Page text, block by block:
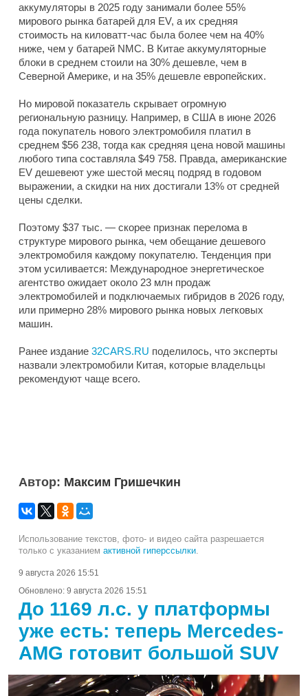
аккумуляторы в 2025 году занимали более 55%
мирового рынка батарей для EV, а их средняя
стоимость на киловатт-час была более чем на 40%
ниже, чем у батарей NMC. В Китае аккумуляторные
блоки в среднем стоили на 30% дешевле, чем в
Северной Америке, и на 35% дешевле европейских.
Но мировой показатель скрывает огромную
региональную разницу. Например, в США в июне 2026
года покупатель нового электромобиля платил в
среднем $56 238, тогда как средняя цена новой машины
любого типа составляла $49 758. Правда, американские
EV дешевеют уже шестой месяц подряд в годовом
выражении, а скидки на них достигали 13% от средней
цены сделки.
Поэтому $37 тыс. — скорее признак перелома в
структуре мирового рынка, чем обещание дешевого
электромобиля каждому покупателю. Тенденция при
этом усиливается: Международное энергетическое
агентство ожидает около 23 млн продаж
электромобилей и подключаемых гибридов в 2026 году,
или примерно 28% мирового рынка новых легковых
машин.
Ранее издание 32CARS.RU поделилось, что эксперты
назвали электромобили Китая, которые владельцы
рекомендуют чаще всего.
Автор: Максим Гришечкин
Использование текстов, фото- и видео сайта разрешается
только с указанием активной гиперссылки
9 августа 2026 15:51
Обновлено: 9 августа 2026 15:51
До 1169 л.с. у платформы
уже есть: теперь Mercedes-
AMG готовит большой SUV